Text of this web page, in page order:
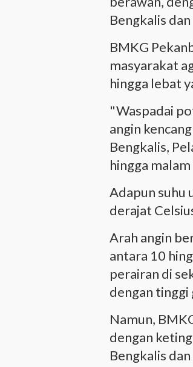
Bengkalis
BMKG
masyarakat
hingga lebat
"Waspadai
angin
Bengkalis,
hingga
Adapun suhu
derajat
Arah angin
antara 10
perairan di
dengan tinggi
Namun,
dengan
Bengkalis